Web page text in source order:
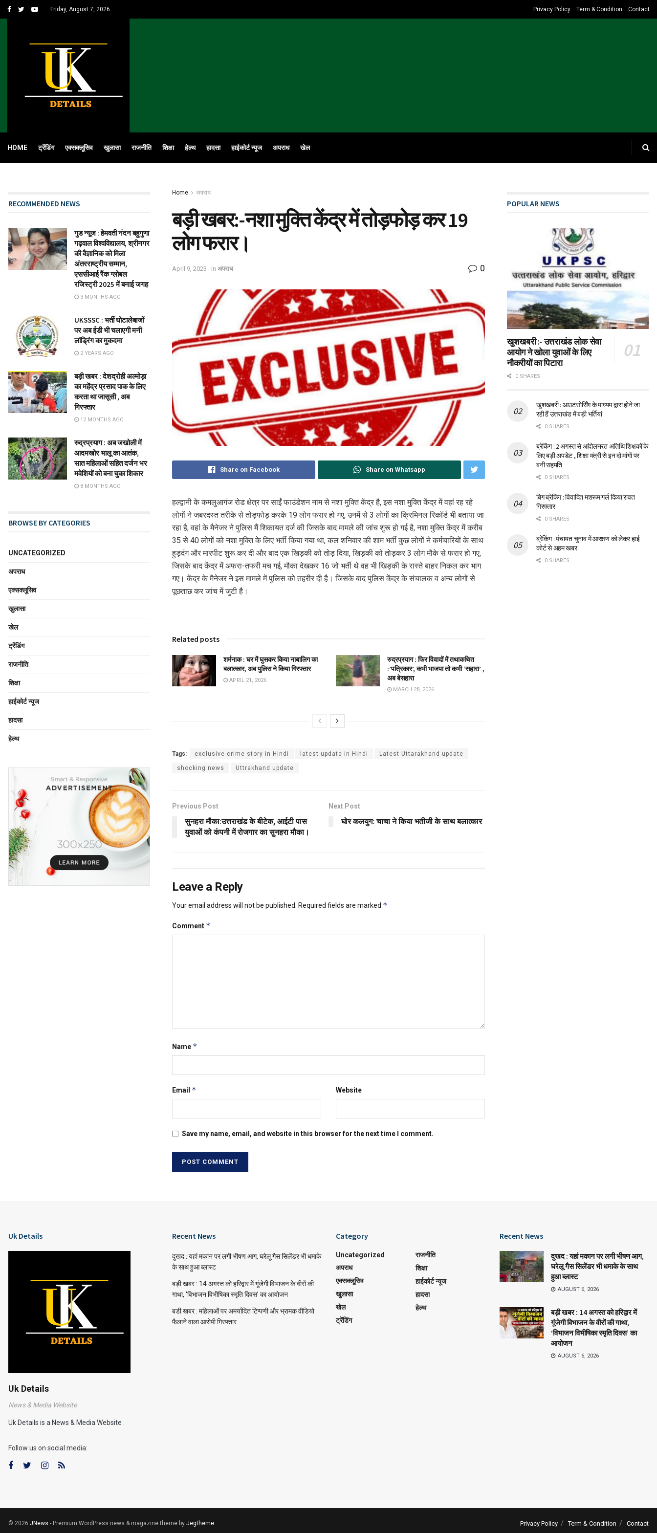
Friday, August 7, 2026 Privacy Policy Term & Condition Contact
HOME ट्रेंडिंग एक्सक्लूसिव खुलासा राजनीति शिक्षा हेल्थ हादसा हाईकोर्ट न्यूज अपराध खेल
Home अपराध
बड़ी खबर:-नशा मुक्ति केंद्र में तोड़फोड़ कर 19
लोग फरार।
April 9, 2023 in अपराध 0
Share on Facebook Share on Whatsapp
हल्द्वानी के कमलुआगंज रोड क्षेत्र पर साईं फाउंडेशन नाम से नशा मुक्ति केंद्र है, इस नशा मुक्ति केंद्र में वहां रह रहे
लोगों ने जबरदस्त तरीके से तोड़फोड़ करके 19 लोग फरार हो गए, उनमें से 3 लोगों का क्रिमिनल रिकॉर्ड भी बताया जा
रहा है, वहां के मैनेजर ने पुलिस मैं शिकायत दर्ज की जिसके बाद मामले की जांच शुरू हो गई है, नशा मुक्ति केंद्र में करीब
35 से 40 लोगों को नशा मुक्ति के लिए भर्ती किया गया था, कल शनिवार की शाम भर्ती कुछ लोगों ने कर्मचारियों के साथ
हुड़दंग और मारपीट शुरू कर दी और बाद एक खिड़की को तोड़ दिया, खिड़की को तोड़कर 3 लोग मौके से फरार हो गए,
जिसके बाद केंद्र में अफरा-तफरी मच गई, मौका देखकर 16 जो भर्ती थे वह भी खिड़की के रास्ते बाहर निकल कर भाग
गए। केंद्र के मैनेजर ने इस मामले में पुलिस को तहरीर दी है। जिसके बाद पुलिस केंद्र के संचालक व अन्य लोगों से
पूछताछ कर जांच में जुटी है।
Related posts
शर्मनाक : घर में घुसकर किया नाबालिग का
बलात्कार, अब पुलिस ने किया गिरफ्तार
APRIL 21, 2026
रुद्रप्रयाग : फिर विवादों में तथाकथित
:’पत्रिकार’, कभी भाजपा तो कभी ‘सहारा’ ,
अब बेसहारा
MARCH 28, 2026
Tags: exclusive crime story in Hindi latest update in Hindi Latest Uttarakhand update
shocking news Uttrakhand update
Previous Post
सुनहरा मौका:उत्तराखंड के बीटेक, आईटी पास
युवाओं को कंपनी में रोजगार का सुनहरा मौका।
Next Post
घोर कलयुग: चाचा ने किया भतीजी के साथ बलात्कार
Leave a Reply
Your email address will not be published. Required fields are marked *
Comment *
Name *
Email * Website
Save my name, email, and website in this browser for the next time I comment.
RECOMMENDED NEWS
गुड न्यूज : हेमवती नंदन बहुगुणा
गढ़वाल विश्वविद्यालय, श्रीनगर
की वैज्ञानिक को मिला
अंतरराष्ट्रीय सम्मान,
एससीआई रैंक ग्लोबल
रजिस्ट्री 2025 में बनाई जगह
3 MONTHS AGO
UKSSSC : भर्ती घोटालेबाजों
पर अब ईडी भी चलाएगी मनी
लांड्रिंग का मुकदमा
2 YEARS AGO
बड़ी खबर : देशद्रोही अल्मोड़ा
का महेंद्र प्रसाद पाक के लिए
करता था जासूसी , अब
गिरफ्तार
12 MONTHS AGO
रुद्रप्रयाग : अब जखोली में
आदमखोर भालू का आतंक,
सात महिलाओं सहित दर्जन भर
मवेशियों को बना चुका शिकार
8 MONTHS AGO
BROWSE BY CATEGORIES
UNCATEGORIZED
अपराध
एक्सक्लूसिव
खुलासा
खेल
ट्रेंडिंग
राजनीति
शिक्षा
हाईकोर्ट न्यूज
हादसा
हेल्थ
POPULAR NEWS
खुशखबरी :- उत्तराखंड लोक सेवा
आयोग ने खोला युवाओं के लिए
नौकरीयों का पिटारा
0 SHARES
खुशखबरी : आउटसोर्सिंग के माध्यम द्वारा होने जा
रही हैं उत्तराखंड में बड़ी भर्तियां
0 SHARES
ब्रेकिंग : 2 अगस्त से आंदोलनरत अतिथि शिक्षकों के
लिए बड़ी अपडेट , शिक्षा मंत्री से इन दो मांगों पर
बनी सहमति
0 SHARES
बिग ब्रेकिंग : विवादित मशरूम गर्ल दिव्या रावत
गिरफ्तार
0 SHARES
ब्रेकिंग : पंचायत चुनाव में आरक्षण को लेकर हाई
कोर्ट से अहम खबर
0 SHARES
Uk Details
Uk Details
News & Media Website
Uk Details is a News & Media Website .
Follow us on social media:
Recent News
दुखद : यहां मकान पर लगी भीषण आग, घरेलू गैस सिलेंडर भी धमाके
के साथ हुआ ब्लास्ट
बड़ी खबर : 14 अगस्त को हरिद्वार में गूंजेगी विभाजन के वीरों की
गाथा, ‘विभाजन विभीषिका स्मृति दिवस’ का आयोजन
बडी खबर : महिलाओं पर अमर्यादित टिप्पणी और भ्रामक वीडियो
फैलाने वाला आरोपी गिरफ्तार
Category
Uncategorized
अपराध
एक्सक्लूसिव
खुलासा
खेल
ट्रेंडिंग
राजनीति
शिक्षा
हाईकोर्ट न्यूज
हादसा
हेल्थ
Recent News
दुखद : यहां मकान पर लगी भीषण आग,
घरेलू गैस सिलेंडर भी धमाके के साथ
हुआ ब्लास्ट
AUGUST 6, 2026
बड़ी खबर : 14 अगस्त को हरिद्वार में
गूंजेगी विभाजन के वीरों की गाथा,
‘विभाजन विभीषिका स्मृति दिवस’ का
आयोजन
AUGUST 6, 2026
Privacy Policy Term & Condition Contact
© 2026 JNews - Premium WordPress news & magazine theme by Jegtheme